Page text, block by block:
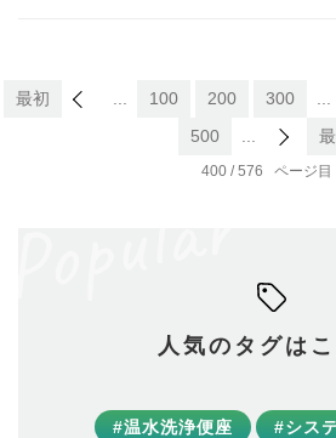
400 / 576
最初 100 200 300
500
人気のタグは
#温水洗浄便座 #シス